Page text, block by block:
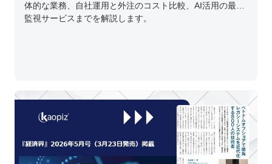
体的な業務、自社運用と外注のコスト比較、AI活用の最新
監視サービスまでを解説します。